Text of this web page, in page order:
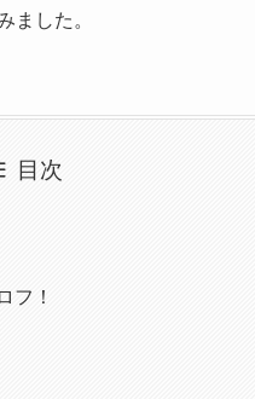
ました。
目次
フ！